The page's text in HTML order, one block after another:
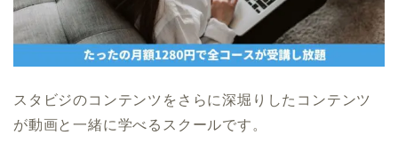
スタビジのコンテンツをさらに深堀りしたコンテンツ
が動画と一緒に学べるスクールです。